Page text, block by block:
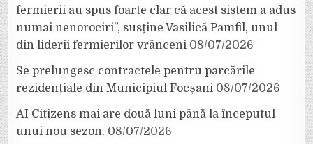
fermierii au spus foarte clar că acest sistem a adus
numai nenorociri”, susține Vasilică Pamfil, unul
din liderii fermierilor vrânceni 08/07/2026
Se prelungesc contractele pentru parcările
rezidențiale din Municipiul Focșani 08/07/2026
AI Citizens mai are două luni până la începutul
unui nou sezon. 08/07/2026